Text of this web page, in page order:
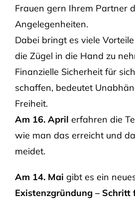
Frauen gern Ihrem Partner
Angelegenheiten.
Dabei bringt es viele
die Zügel in die Hand zu
Finanzielle Sicherheit für
schaffen, bedeutet
Freiheit.
Am 16. April erfahren die
wie man das erreicht und
meidet.
Am 14. Mai gibt es ein
Existenzgründung –